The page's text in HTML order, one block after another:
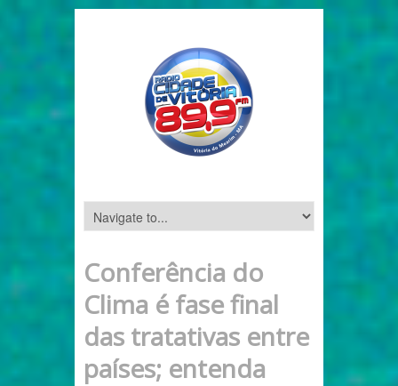
Conferência do
Clima é fase final
das tratativas entre
países; entenda